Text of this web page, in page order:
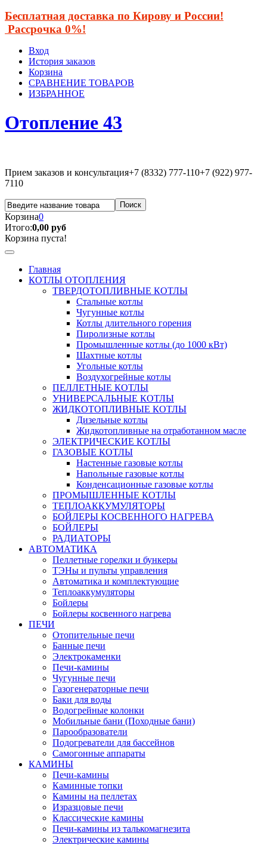
Бесплатная доставка по Кирову и России!
Рассрочка 0%!
Вход
История заказов
Корзина
СРАВНЕНИЕ ТОВАРОВ
ИЗБРАННОЕ
Отопление 43
Прием заказов и консультация+7 (8332) 777-110+7 (922) 977-
7110
Корзина0
Итого:0,00 руб
Корзина пуста!
Главная
КОТЛЫ ОТОПЛЕНИЯ
ТВЕРДОТОПЛИВНЫЕ КОТЛЫ
Стальные котлы
Чугунные котлы
Котлы длительного горения
Пиролизные котлы
Промышленные котлы (до 1000 кВт)
Шахтные котлы
Угольные котлы
Воздухогрейные котлы
ПЕЛЛЕТНЫЕ КОТЛЫ
УНИВЕРСАЛЬНЫЕ КОТЛЫ
ЖИДКОТОПЛИВНЫЕ КОТЛЫ
Дизельные котлы
Жидкотопливные на отработанном масле
ЭЛЕКТРИЧЕСКИЕ КОТЛЫ
ГАЗОВЫЕ КОТЛЫ
Настенные газовые котлы
Напольные газовые котлы
Конденсационные газовые котлы
ПРОМЫШЛЕННЫЕ КОТЛЫ
ТЕПЛОАККУМУЛЯТОРЫ
БОЙЛЕРЫ КОСВЕННОГО НАГРЕВА
БОЙЛЕРЫ
РАДИАТОРЫ
АВТОМАТИКА
Пеллетные горелки и бункеры
ТЭНы и пульты управления
Автоматика и комплектующие
Теплоаккумуляторы
Бойлеры
Бойлеры косвенного нагрева
ПЕЧИ
Отопительные печи
Банные печи
Электрокаменки
Печи-камины
Чугунные печи
Газогенераторные печи
Баки для воды
Водогрейные колонки
Мобильные бани (Походные бани)
Парообразователи
Подогреватели для бассейнов
Самогонные аппараты
КАМИНЫ
Печи-камины
Каминные топки
Камины на пеллетах
Изразцовые печи
Классические камины
Печи-камины из талькомагнезита
Электрические камины